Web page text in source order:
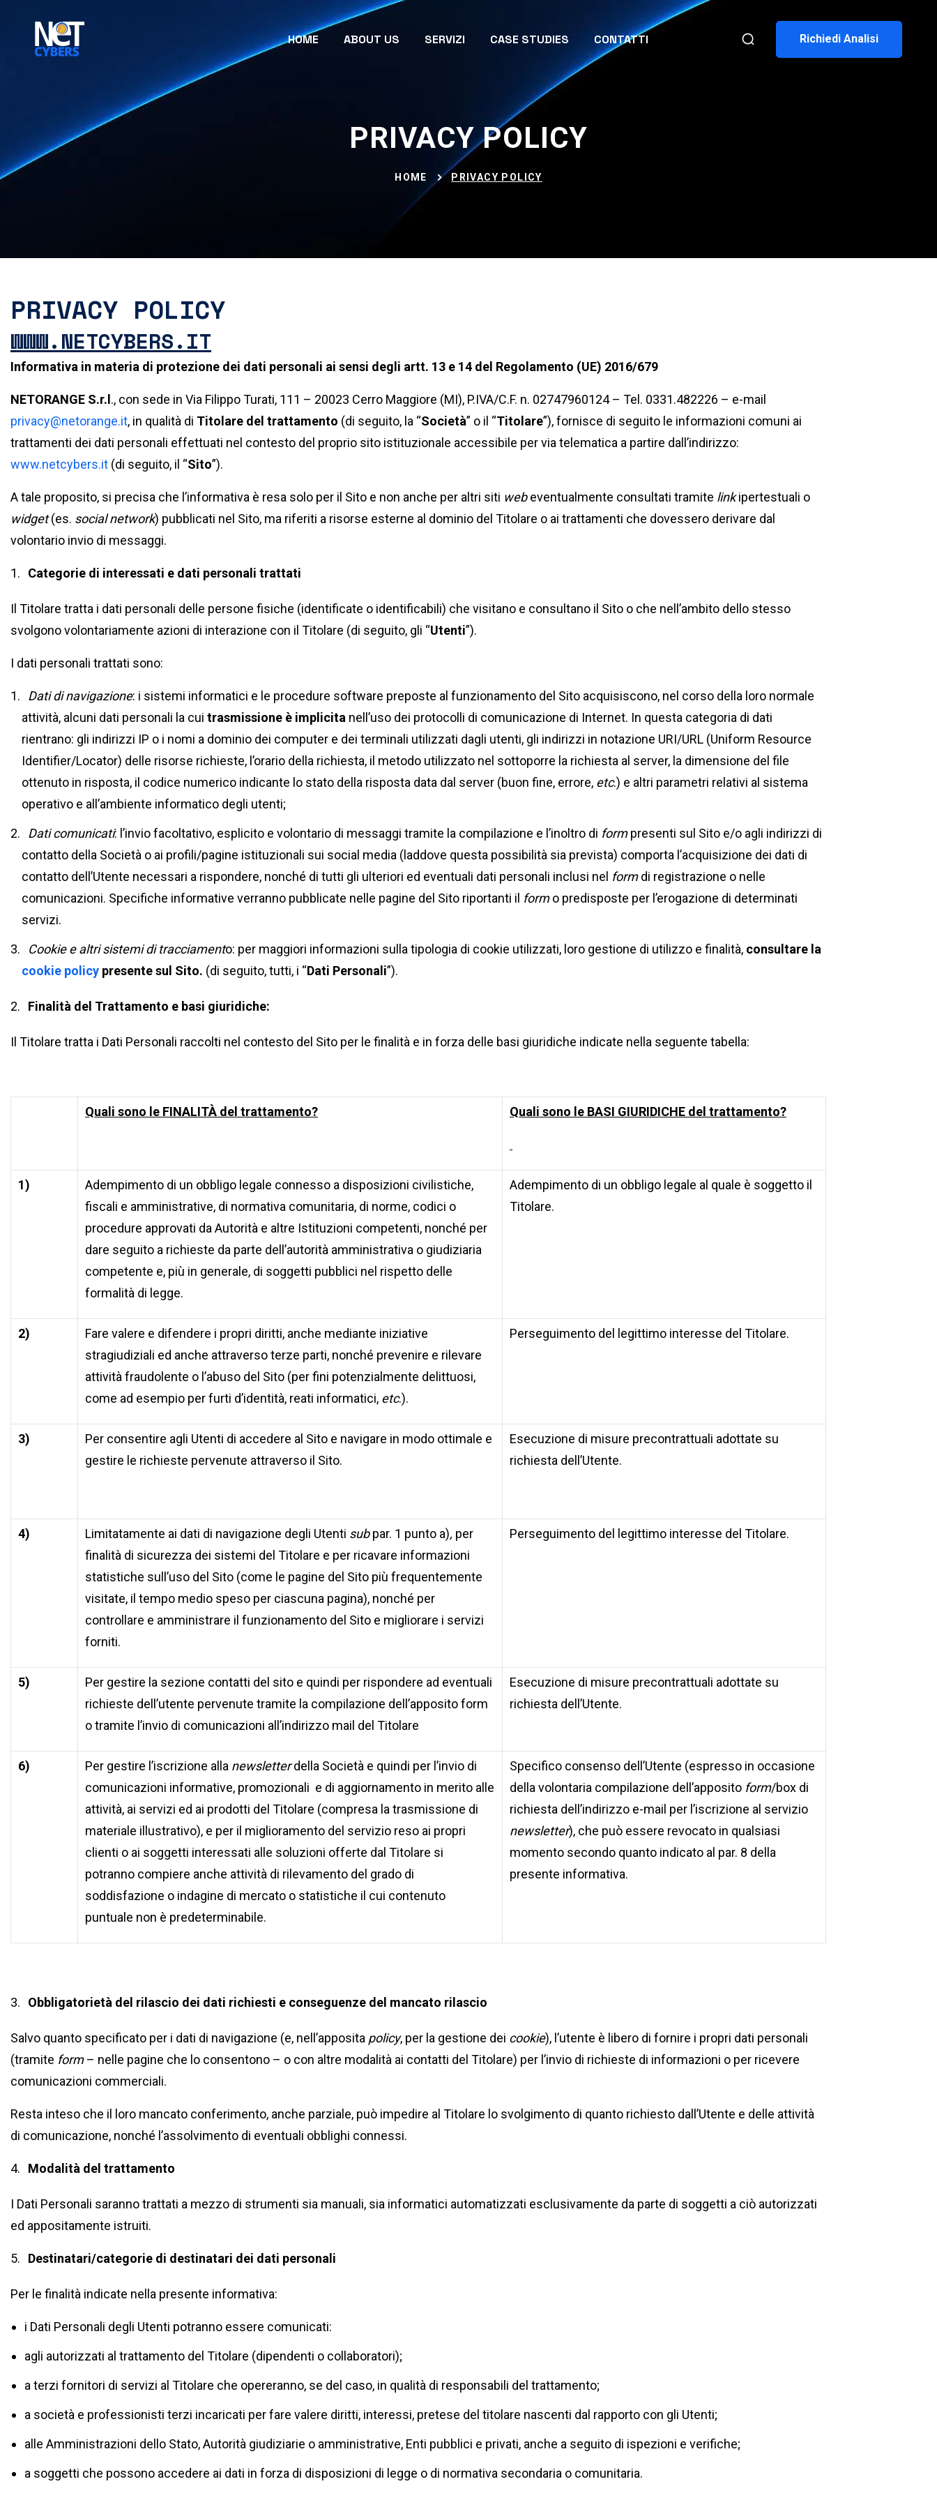
HOME ABOUT US SERVIZI CASE STUDIES CONTATTI Richiedi Analisi
PRIVACY POLICY
HOME PRIVACY POLICY
PRIVACY POLICY
WWW.NETCYBERS.IT
Informativa in materia di protezione dei dati personali ai sensi degli artt. 13 e 14 del Regolamento (UE) 2016/679
NETORANGE S.r.l ., con sede in Via Filippo Turati, 111 – 20023 Cerro Maggiore (MI), P.IVA/C.F. n. 02747960124 – Tel. 0331.482226 – e-mail
privacy@netorange.it, in qualità di Titolare del trattamento (di seguito, la “Società” o il “Titolare”), fornisce di seguito le informazioni comuni ai
trattamenti dei dati personali effettuati nel contesto del proprio sito istituzionale accessibile per via telematica a partire dall’indirizzo:
www.netcybers.it (di seguito, il “Sito”).
A tale proposito, si precisa che l’informativa è resa solo per il Sito e non anche per altri siti webeventualmente consultati tramite linkipertestuali o
widget(es. social network) pubblicati nel Sito, ma riferiti a risorse esterne al dominio del Titolare o ai trattamenti che dovessero derivare dal
volontario invio di messaggi.
Categorie di interessati e dati personali trattati
Il Titolare tratta i dati personali delle persone fisiche (identificate o identificabili) che visitano e consultano il Sito o che nell’ambito dello stesso
svolgono volontariamente azioni di interazione con il Titolare (di seguito, gli “Utenti”).
I dati personali trattati sono:
Dati di navigazione: i sistemi informatici e le procedure software preposte al funzionamento del Sito acquisiscono, nel corso della loro normale
attività, alcuni dati personali la cuitrasmissione è implicita nell’uso dei protocolli di comunicazione di Internet. In questa categoria di dati
rientrano: gli indirizzi IP o i nomi a dominio dei computer e dei terminali utilizzati dagli utenti, gli indirizzi in notazione URI/URL (Uniform Resource
Identifier/Locator) delle risorse richieste, l’orario della richiesta, il metodo utilizzato nel sottoporre la richiesta al server, la dimensione del file
ottenuto in risposta, il codice numerico indicante lo stato della risposta data dal server (buon fine, errore, etc.) e altri parametri relativi al sistema
operativo e all’ambiente informatico degli utenti;
Dati comunicati: l’invio facoltativo, esplicito e volontario di messaggi tramite la compilazione e l’inoltro di formpresenti sul Sito e/o agli indirizzi di
contatto della Società o ai profili/pagine istituzionali sui social media (laddove questa possibilità sia prevista) comporta l’acquisizione dei dati di
contatto dell’Utente necessari a rispondere, nonché di tutti gli ulteriori ed eventuali dati personali inclusi nel formdi registrazione o nelle
comunicazioni. Specifiche informative verranno pubblicate nelle pagine del Sito riportanti il formo predisposte per l’erogazione di determinati
servizi.
Cookie e altri sistemi di tracciamento: per maggiori informazioni sulla tipologia di cookie utilizzati, loro gestione di utilizzo e finalità, consultare la
cookie policy presente sul Sito. (di seguito, tutti, i “Dati Personali”).
Finalità del Trattamento e basi giuridiche:
Il Titolare tratta i Dati Personali raccolti nel contesto del Sito per le finalità e in forza delle basi giuridiche indicate nella seguente tabella:
Quali sono le FINALITÀ del trattamento? Quali sono le BASI GIURIDICHE del trattamento?
1)
Adempimento di un obbligo legale connesso a disposizioni civilistiche,
fiscali e amministrative, di normativa comunitaria, di norme, codici o
procedure approvati da Autorità e altre Istituzioni competenti, nonché per
dare seguito a richieste da parte dell’autorità amministrativa o giudiziaria
competente e, più in generale, di soggetti pubblici nel rispetto delle
formalità di legge.
Adempimento di un obbligo legale al quale è soggetto il
Titolare.
2)
Fare valere e difendere i propri diritti, anche mediante iniziative
stragiudiziali ed anche attraverso terze parti, nonché prevenire e rilevare
attività fraudolente o l’abuso del Sito (per fini potenzialmente delittuosi,
come ad esempio per furti d’identità, reati informatici, etc.).
Perseguimento del legittimo interesse del Titolare.
3)
Per consentire agli Utenti di accedere al Sito e navigare in modo ottimale e
gestire le richieste pervenute attraverso il Sito.
Esecuzione di misure precontrattuali adottate su
richiesta dell’Utente.
4) Limitatamente ai dati di navigazione degli Utenti subpar. 1 punto a), per
finalità di sicurezza dei sistemi del Titolare e per ricavare informazioni
statistiche sull’uso del Sito (come le pagine del Sito più frequentemente
visitate, il tempo medio speso per ciascuna pagina), nonché per
controllare e amministrare il funzionamento del Sito e migliorare i servizi
forniti.
Perseguimento del legittimo interesse del Titolare.
5)
Per gestire la sezione contatti del sito e quindi per rispondere ad eventuali
richieste dell’utente pervenute tramite la compilazione dell’apposito form
o tramite l’invio di comunicazioni all’indirizzo mail del Titolare
Esecuzione di misure precontrattuali adottate su
richiesta dell’Utente.
6) Per gestire l’iscrizione alla newsletterdella Società e quindi per l’invio di
comunicazioni informative, promozionali e di aggiornamento in merito alle
attività, ai servizi ed ai prodotti del Titolare (compresa la trasmissione di
materiale illustrativo), e per il miglioramento del servizio reso ai propri
clienti o ai soggetti interessati alle soluzioni offerte dal Titolare si
potranno compiere anche attività di rilevamento del grado di
soddisfazione o indagine di mercato o statistiche il cui contenuto
puntuale non è predeterminabile.
Specifico consenso dell’Utente (espresso in occasione
della volontaria compilazione dell’apposito form/box di
richiesta dell’indirizzo e-mail per l’iscrizione al servizio
newsletter), che può essere revocato in qualsiasi
momento secondo quanto indicato al par. 8 della
presente informativa.
Obbligatorietà del rilascio dei dati richiesti e conseguenze del mancato rilascio
Salvo quanto specificato per i dati di navigazione (e, nell’apposita policy, per la gestione dei cookie), l’utente è libero di fornire i propri dati personali
(tramite form– nelle pagine che lo consentono – o con altre modalità ai contatti del Titolare) per l’invio di richieste di informazioni o per ricevere
comunicazioni commerciali.
Resta inteso che il loro mancato conferimento, anche parziale, può impedire al Titolare lo svolgimento di quanto richiesto dall’Utente e delle attività
di comunicazione, nonché l’assolvimento di eventuali obblighi connessi.
Modalità del trattamento
I Dati Personali saranno trattati a mezzo di strumenti sia manuali, sia informatici automatizzati esclusivamente da parte di soggetti a ciò autorizzati
ed appositamente istruiti.
Destinatari/categorie di destinatari dei dati personali
Per le finalità indicate nella presente informativa:
i Dati Personali degli Utenti potranno essere comunicati:
agli autorizzati al trattamento del Titolare (dipendenti o collaboratori);
a terzi fornitori di servizi al Titolare che opereranno, se del caso, in qualità di responsabili del trattamento;
a società e professionisti terzi incaricati per fare valere diritti, interessi, pretese del titolare nascenti dal rapporto con gli Utenti;
alle Amministrazioni dello Stato, Autorità giudiziarie o amministrative, Enti pubblici e privati, anche a seguito di ispezioni e verifiche;
a soggetti che possono accedere ai dati in forza di disposizioni di legge o di normativa secondaria o comunitaria.